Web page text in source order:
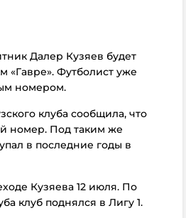
Далер Кузяев будет
«Гавре». Футболист уже
номером.
клуба сообщила, что
номер. Под таким же
в последние годы в
Кузяева 12 июля. По
клуб поднялся в Лигу 1.